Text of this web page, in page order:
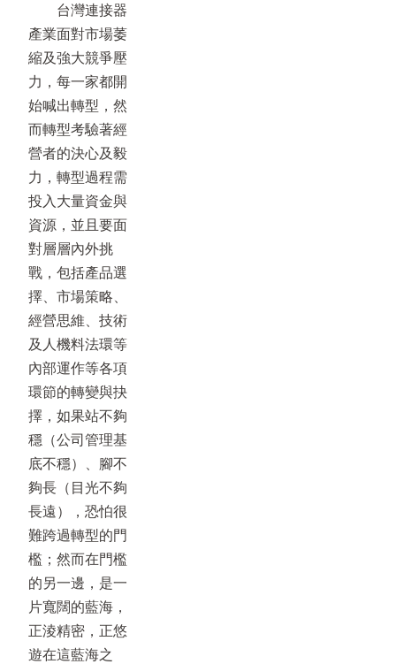
台灣連接器
產業面對市場萎
縮及強大競爭壓
力，每一家都開
始喊出轉型，然
而轉型考驗著經
營者的決心及毅
力，轉型過程需
投入大量資金與
資源，並且要面
對層層內外挑
戰，包括產品選
擇、市場策略、
經營思維、技術
及人機料法環等
內部運作等各項
環節的轉變與抉
擇，如果站不夠
穩（公司管理基
底不穩）、腳不
夠長（目光不夠
長遠），恐怕很
難跨過轉型的門
檻；然而在門檻
的另一邊，是一
片寬闊的藍海，
正淩精密，正悠
遊在這藍海之